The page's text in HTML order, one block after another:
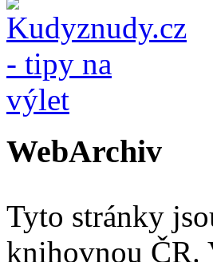
WebArchiv
Tyto stránky
knihovnou ČR.